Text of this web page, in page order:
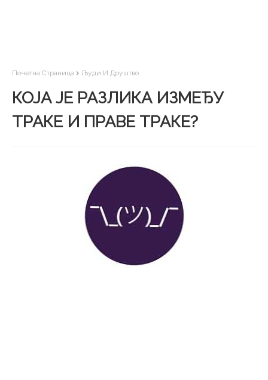
Почетна Страница Људи И Друштво
КОЈА ЈЕ РАЗЛИКА ИЗМЕЂУ
ТРАКЕ И ПРАВЕ ТРАКЕ?